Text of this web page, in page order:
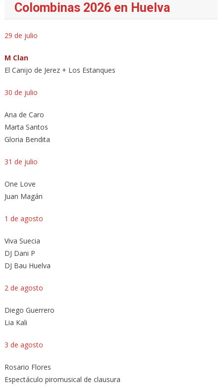
Colombinas 2026 en Huelva
29 de julio
M Clan
El Canijo de Jerez + Los Estanques
30 de julio
Ana de Caro
Marta Santos
Gloria Bendita
31 de julio
One Love
Juan Magán
1 de agosto
Viva Suecia
DJ Dani P
DJ Bau Huelva
2 de agosto
Diego Guerrero
Lia Kali
3 de agosto
Rosario Flores
Espectáculo piromusical de clausura